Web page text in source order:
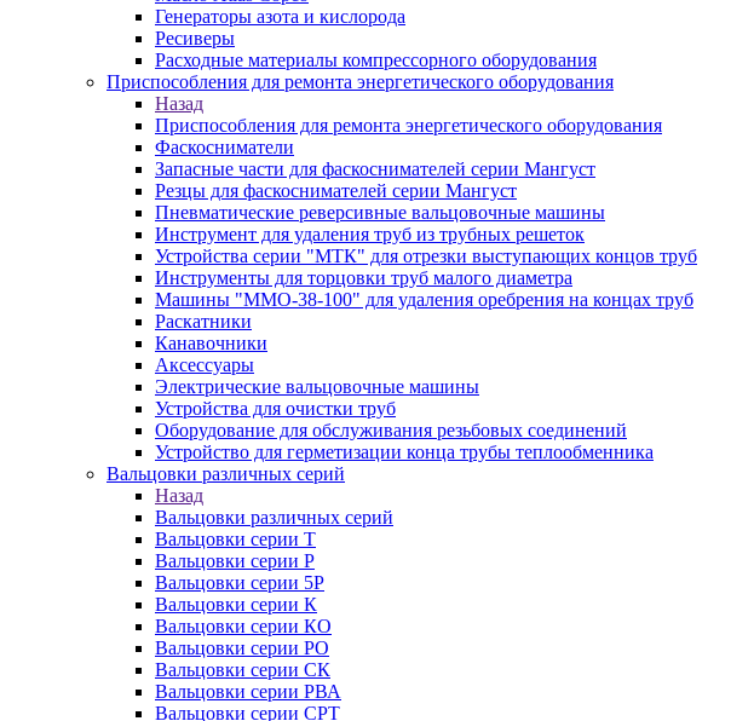
Генераторы азота и кислорода
Ресиверы
Расходные материалы компрессорного оборудования
Приспособления для ремонта энергетического оборудования
Назад
Приспособления для ремонта энергетического оборудования
Фаскосниматели
Запасные части для фаскоснимателей серии Мангуст
Резцы для фаскоснимателей серии Мангуст
Пневматические реверсивные вальцовочные машины
Инструмент для удаления труб из трубных решеток
Устройства серии "МТК" для отрезки выступающих концов труб
Инструменты для торцовки труб малого диаметра
Машины "ММО-38-100" для удаления оребрения на концах труб
Раскатники
Канавочники
Аксессуары
Электрические вальцовочные машины
Устройства для очистки труб
Оборудование для обслуживания резьбовых соединений
Устройство для герметизации конца трубы теплообменника
Вальцовки различных серий
Назад
Вальцовки различных серий
Вальцовки серии Т
Вальцовки серии Р
Вальцовки серии 5Р
Вальцовки серии К
Вальцовки серии КО
Вальцовки серии РО
Вальцовки серии СК
Вальцовки серии РВА
Вальцовки серии СРТ